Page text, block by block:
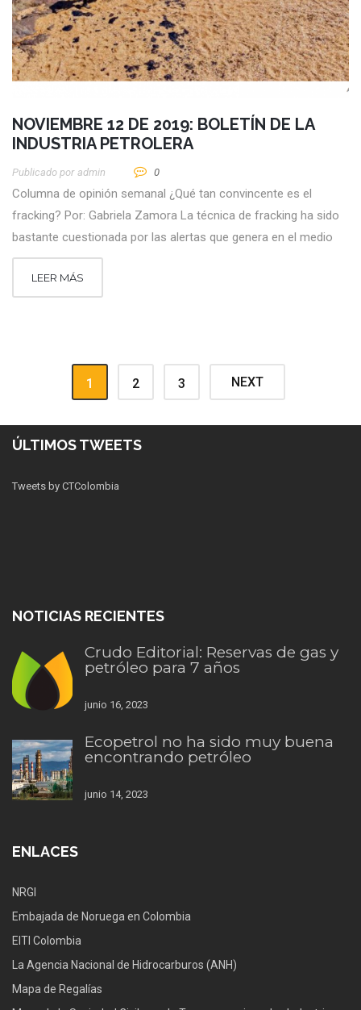
NOVIEMBRE 12 DE 2019: BOLETÍN DE LA
INDUSTRIA PETROLERA
Publicado por Admin 0
Columna de opinión semanal ¿Qué tan convincente es el
fracking? Por: Gabriela Zamora La técnica de fracking ha sido
bastante cuestionada por las alertas que genera en el medio
LEER MÁS
1 2 3 NEXT
ÚLTIMOS TWEETS
Tweets by CTColombia
NOTICIAS RECIENTES
Crudo Editorial: Reservas de gas y
petróleo para 7 años
junio 16, 2023
Ecopetrol no ha sido muy buena
encontrando petróleo
junio 14, 2023
ENLACES
NRGI
Embajada de Noruega en Colombia
EITI Colombia
La Agencia Nacional de Hidrocarburos (ANH)
Mapa de Regalías